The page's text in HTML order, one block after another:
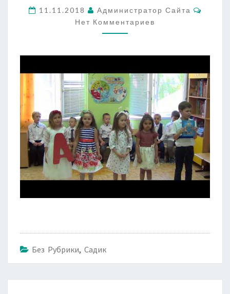
“КУПЕЛЬКА”
2018ГОД.
11.11.2018 Администратор Сайта
Нет Комментариев
Без Рубрики, Садик